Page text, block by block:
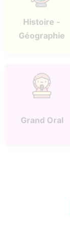
Histoire -
Géographie
Grand Oral